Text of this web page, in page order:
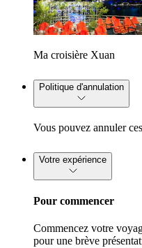
Ma croisière Xuan
Politique d'annulation
Vous pouvez annuler
Votre expérience
Pour commencer
Commencez votre
pour une brève